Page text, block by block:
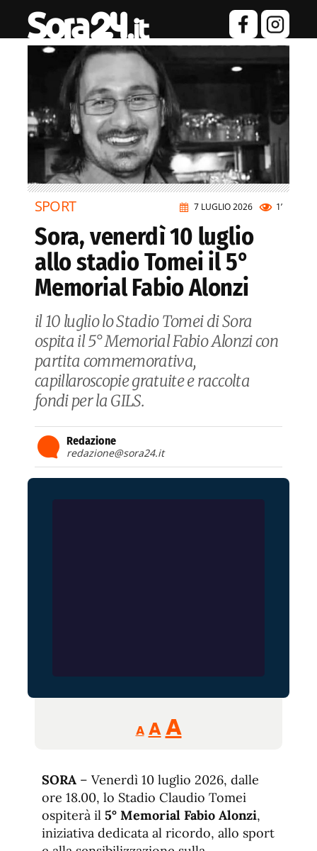
7 LUGLIO 2026 1’
SPORT
Sora, venerdì 10 luglio
allo stadio Tomei il 5°
Memorial Fabio Alonzi
il 10 luglio lo Stadio Tomei di Sora
ospita il 5° Memorial Fabio Alonzi con
partita commemorativa,
capillaroscopie gratuite e raccolta
fondi per la GILS.
Redazione
redazione@sora24.it
A
Reducir
tamaño
A Restablecer
tamaño
de
fuente
AAumentar
de
fuente.
SORA – Venerdì 10 luglio 2026, dalle
ore 18.00, lo Stadio Claudio Tomei
ospiterà il 5° Memorial Fabio Alonzi,
iniziativa dedicata al ricordo, allo sport